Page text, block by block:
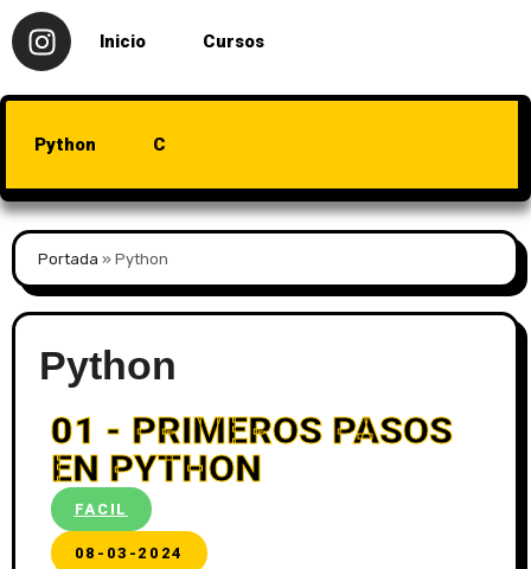
Inicio Cursos
Python C
Portada »Python
Python
01 - PRIMEROS PASOS
EN PYTHON
FACIL
08-03-2024